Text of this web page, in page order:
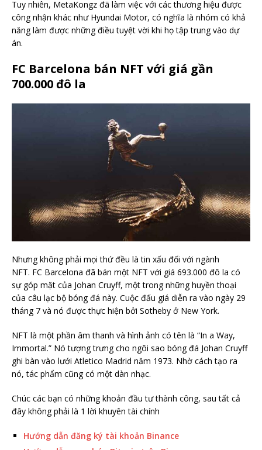
Tuy nhiên, MetaKongz đã làm việc với các thương hiệu được
công nhận khác như Hyundai Motor, có nghĩa là nhóm có khả
năng làm được những điều tuyệt vời khi họ tập trung vào dự
án.
FC Barcelona bán NFT với giá gần
700.000 đô la
Nhưng không phải mọi thứ đều là tin xấu đối với ngành
NFT. FC Barcelona đã bán một NFT với giá 693.000 đô la có
sự góp mặt của Johan Cruyff, một trong những huyền thoại
của câu lạc bộ bóng đá này. Cuộc đấu giá diễn ra vào ngày 29
tháng 7 và nó được thực hiện bởi Sotheby ở New York.
NFT là một phần âm thanh và hình ảnh có tên là “In a Way,
Immortal.” Nó tượng trưng cho ngôi sao bóng đá Johan Cruyff
ghi bàn vào lưới Atletico Madrid năm 1973. Nhờ cách tạo ra
nó, tác phẩm cũng có một dàn nhạc.
Chúc các bạn có những khoản đầu tư thành công, sau tất cả
đây không phải là 1 lời khuyên tài chính
Hướng dẫn đăng ký tài khoản Binance